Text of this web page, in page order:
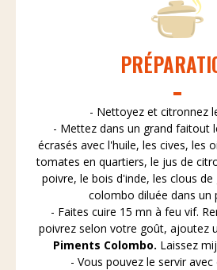
- Nettoyez et citronnez
- Mettez dans un grand faitout
écrasés avec l'huile, les cives, les
tomates en quartiers, le jus de
poivre, le bois d'inde, les clous
colombo diluée dans un
- Faites cuire 15 mn à feu vif.
poivrez selon votre goût, ajoutez
Piments Colombo. Laissez
- Vous pouvez le servir avec